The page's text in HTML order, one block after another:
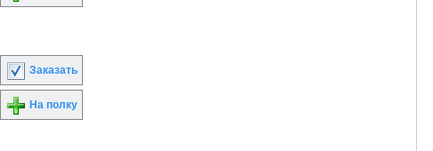
Заказать
На полку